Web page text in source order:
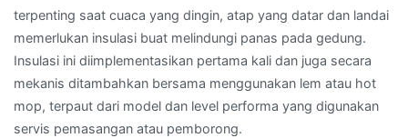
terpenting saat cuaca yang dingin, atap yang datar dan landai
memerlukan insulasi buat melindungi panas pada gedung.
Insulasi ini diimplementasikan pertama kali dan juga secara
mekanis ditambahkan bersama menggunakan lem atau hot
mop, terpaut dari model dan level performa yang digunakan
servis pemasangan atau pemborong.